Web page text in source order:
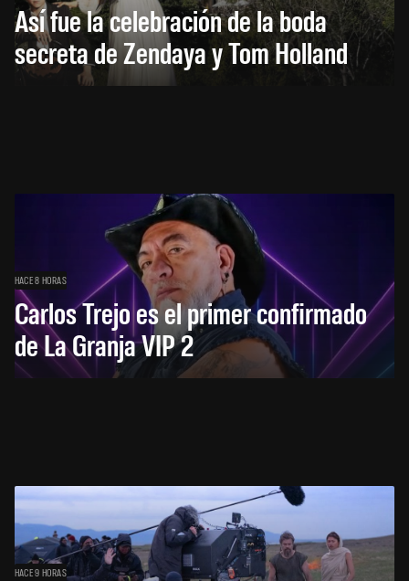
Así fue la celebración de la boda
secreta de Zendaya y Tom Holland
HACE 8 HORAS
Carlos Trejo es el primer confirmado
de La Granja VIP 2
HACE 9 HORAS